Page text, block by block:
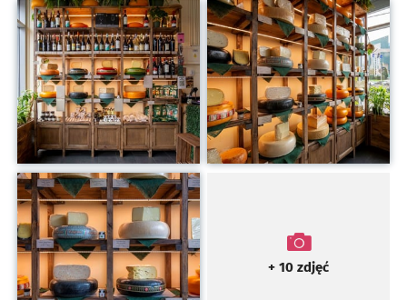
Kliknij, aby powiększyć Kliknij, aby powiększyć
Kliknij, aby powiększyć
+ 10 zdjęć